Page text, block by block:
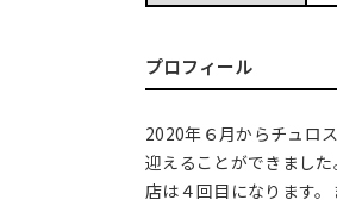
プロフィール
2020年６月からチュロ
迎えることができまし
店は４回目になります